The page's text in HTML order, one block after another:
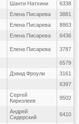
Шанти Натхини
6338
Елена Писарева
3881
Елена Писарева
8863
Елена Писарева
6436
Елена Писарева 3787
6579
Дэвид Фроули
3161
6397
Сергей
Киризлеев
9502
Андрей
Сидерский
6410